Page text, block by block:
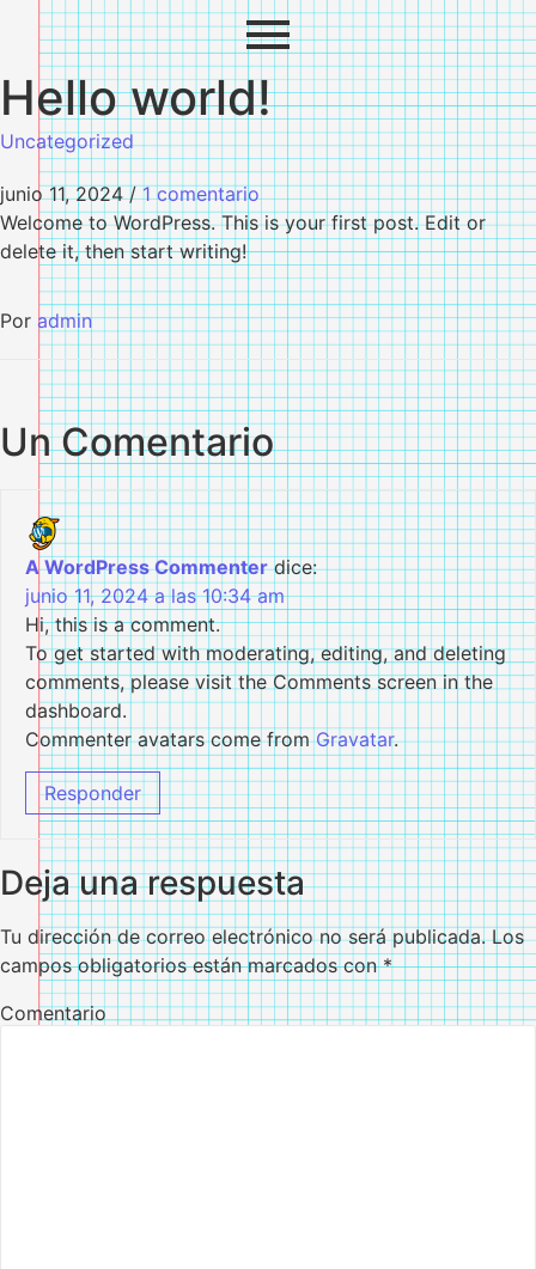
Hello world!
Uncategorized
junio 11, 2024 / 1 comentario
Welcome to WordPress. This is your first post. Edit or
delete it, then start writing!
Por admin
Un Comentario
A WordPress Commenter dice:
junio 11, 2024 a las 10:34 am
Hi, this is a comment.
To get started with moderating, editing, and deleting
comments, please visit the Comments screen in the
dashboard.
Commenter avatars come fromGravatar.
Responder
Deja una respuesta
Tu dirección de correo electrónico no será publicada. Los
campos obligatorios están marcados con*
Comentario